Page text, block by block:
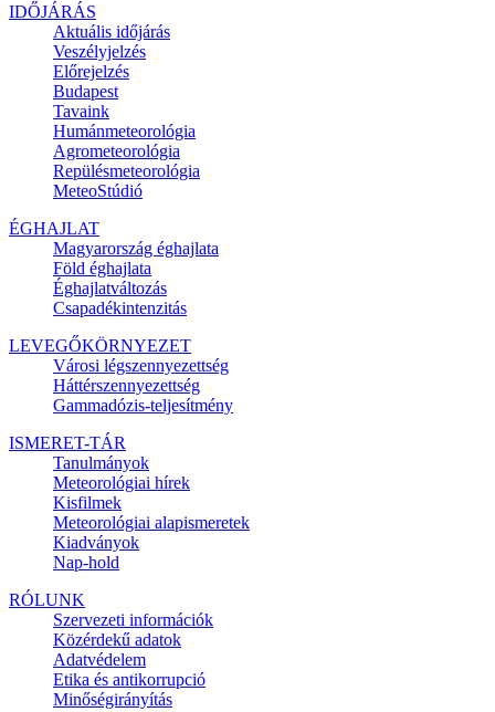
IDŐJÁRÁS
Aktuális időjárás
Veszélyjelzés
Előrejelzés
Budapest
Tavaink
Humánmeteorológia
Agrometeorológia
Repülésmeteorológia
MeteoStúdió
ÉGHAJLAT
Magyarország éghajlata
Föld éghajlata
Éghajlatváltozás
Csapadékintenzitás
LEVEGŐKÖRNYEZET
Városi légszennyezettség
Háttérszennyezettség
Gammadózis-teljesítmény
ISMERET-TÁR
Tanulmányok
Meteorológiai hírek
Kisfilmek
Meteorológiai alapismeretek
Kiadványok
Nap-hold
RÓLUNK
Szervezeti információk
Közérdekű adatok
Adatvédelem
Etika és antikorrupció
Minőségirányítás